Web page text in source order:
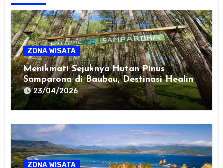
ZONA WISATA
Menikmati Sejuknya Hutan Pinus
Samparona di Baubau, Destinasi Healing
Favorit!
23/04/2026
ZONA WISATA